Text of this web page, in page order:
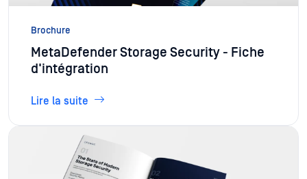
Brochure
MetaDefender Storage Security - Fiche
d'intégration
Lire la suite